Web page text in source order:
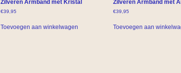
Zilveren Armband met Kristal
€39,95
Toevoegen aan winkelwagen
Zilveren Armband met
€39,95
Toevoegen aan